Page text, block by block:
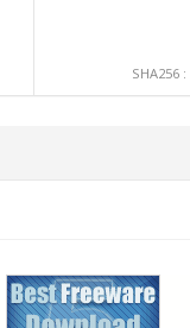
SHA256 :